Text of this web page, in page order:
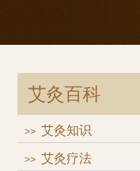
艾灸百科
>> 艾灸知识
>> 艾灸疗法